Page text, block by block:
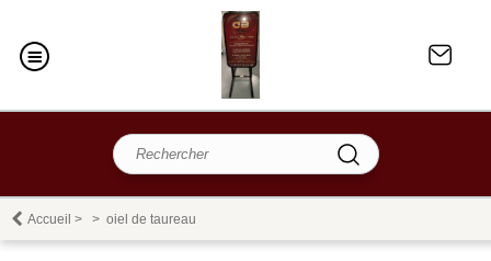
Accueil > > oiel de taureau